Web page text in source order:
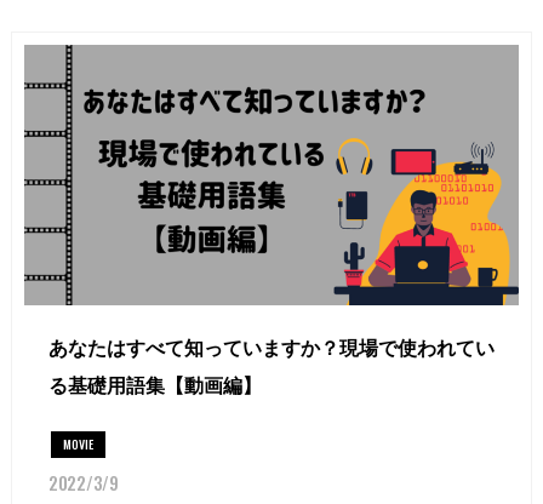
あなたはすべて知っていますか？現場で使われてい
る基礎用語集【動画編】
MOVIE
2022/3/9